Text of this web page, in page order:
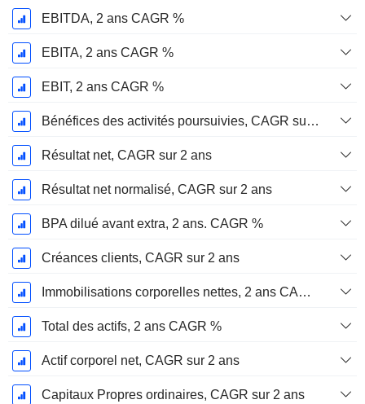
EBITDA, 2 ans CAGR %
EBITA, 2 ans CAGR %
EBIT, 2 ans CAGR %
Bénéfices des activités poursuivies, CAGR sur 2 ans
Résultat net, CAGR sur 2 ans
Résultat net normalisé, CAGR sur 2 ans
BPA dilué avant extra, 2 ans. CAGR %
Créances clients, CAGR sur 2 ans
Immobilisations corporelles nettes, 2 ans CAGR %
Total des actifs, 2 ans CAGR %
Actif corporel net, CAGR sur 2 ans
Capitaux Propres ordinaires, CAGR sur 2 ans